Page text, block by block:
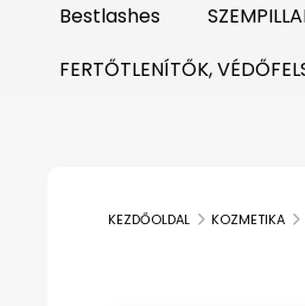
Bestlashes
FERTŐTLENÍTŐK,
KEZDŐOLDAL KOZMETIKA